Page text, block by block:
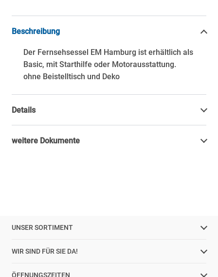
Beschreibung
Der Fernsehsessel EM Hamburg ist erhältlich als
Basic, mit Starthilfe oder Motorausstattung.
ohne Beistelltisch und Deko
Details
weitere Dokumente
UNSER SORTIMENT
WIR SIND FÜR SIE DA!
ÖFFNUNGSZEITEN